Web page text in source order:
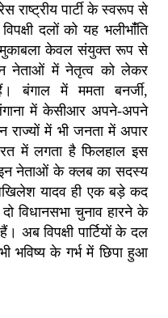
राष्ट्रीय पार्टी के स्वरूप से
दलों को यह भलीभांँति
मुकाबला केवल संयुक्त रूप से
नेताओं में नेतृत्व को लेकर
बंगाल में ममता बनर्जी,
में केसीआर अपने-अपने
में भी जनता में अपार
में लगता है फिलहाल इस
इन नेताओं के क्लब का सदस्य
यादव ही एक बड़े कद
विधानसभा चुनाव हारने के
अब विपक्षी पार्टियों के दल
भविष्य के गर्भ में छिपा हुआ